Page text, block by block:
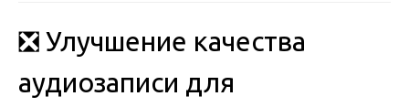
❎ Улучшение качества
аудиозаписи для